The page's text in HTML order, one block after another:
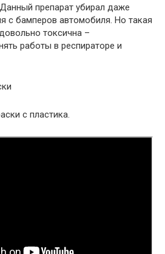
Данный препарат убирал даже
с бамперов автомобиля. Но такая
токсична –
работы в респираторе и
с пластика.